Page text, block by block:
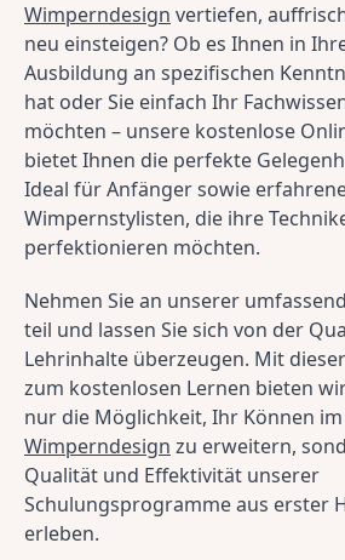
Wimperndesign vertiefen,
neu einsteigen? Ob es Ihnen in
Ausbildung an spezifischen
hat oder Sie einfach Ihr
möchten – unsere kostenlose
bietet Ihnen die perfekte
Ideal für Anfänger sowie
Wimpernstylisten, die ihre
perfektionieren möchten.
Nehmen Sie an unserer
teil und lassen Sie sich von der
Lehrinhalte überzeugen. Mit
zum kostenlosen Lernen bieten
Wimperndesign zu erweitern,
Qualität und Effektivität unserer
Schulungsprogramme aus erster
erleben.